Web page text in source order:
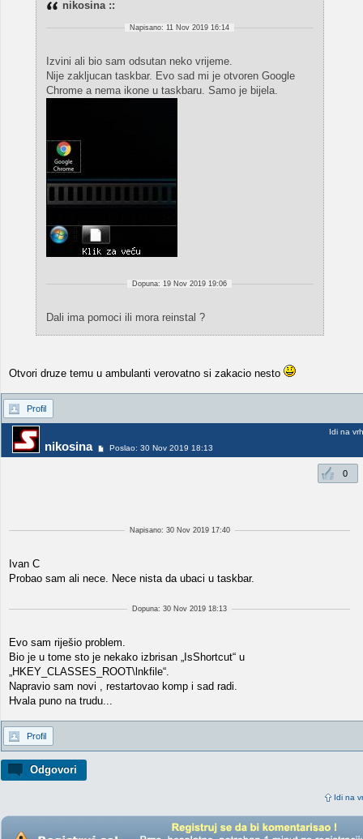
Odgovori
Idi na
nikosina ::
Napisano: 11 Nov 2019 16:14
Izvini ali bio sam odsutan neko vrijeme.
Nije zakljucan taskbar. Evo sad mi je otvoren Google
Chrome a nema ikone u taskbaru. Samo je bijela.
Dopuna: 19 Nov 2019 19:06
Dali ima pomoci ili mora reinstal ?
Otvori druze temu u ambulanti verovatno si zakacio nesto
Profil
nikosina Poslao: 30 Nov 2019 18:13
Idi na vrh
0
Napisano: 30 Nov 2019 17:40
Ivan C
Probao sam ali nece. Nece nista da ubaci u taskbar.
Dopuna: 30 Nov 2019 18:13
Evo sam riješio problem.
Bio je u tome sto je nekako izbrisan „IsShortcut“ u
„HKEY_CLASSES_ROOT\lnkfile“.
Napravio sam novi , restartovao komp i sad radi.
Hvala puno na trudu...
Profil